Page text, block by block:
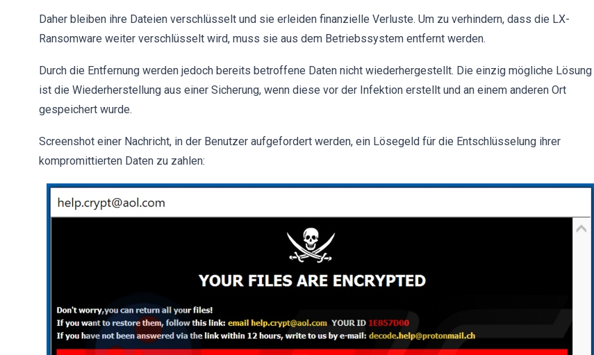
Daher bleiben ihre Dateien verschlüsselt und sie erleiden finanzielle Verluste. Um zu verhindern, dass die LX-
Ransomware weiter verschlüsselt wird, muss sie aus dem Betriebssystem entfernt werden.
Durch die Entfernung werden jedoch bereits betroffene Daten nicht wiederhergestellt. Die einzig mögliche Lösung
ist die Wiederherstellung aus einer Sicherung, wenn diese vor der Infektion erstellt und an einem anderen Ort
gespeichert wurde.
Screenshot einer Nachricht, in der Benutzer aufgefordert werden, ein Lösegeld für die Entschlüsselung ihrer
kompromittierten Daten zu zahlen: